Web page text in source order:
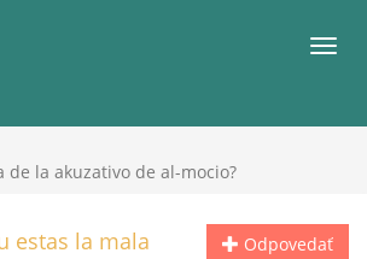
de la akuzativo de al-mocio?
Odpovedať
estas la mala